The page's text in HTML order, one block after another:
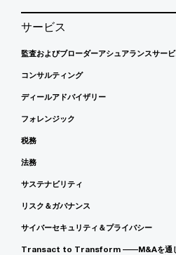
サービス
監査およびブローダーアシュアランスサービ
コンサルティング
ディールアドバイザリー
フォレンジック
税務
法務
サステナビリティ
リスク＆ガバナンス
サイバーセキュリティ＆プライバシー
Transact to Transform ――M&Aを通じ